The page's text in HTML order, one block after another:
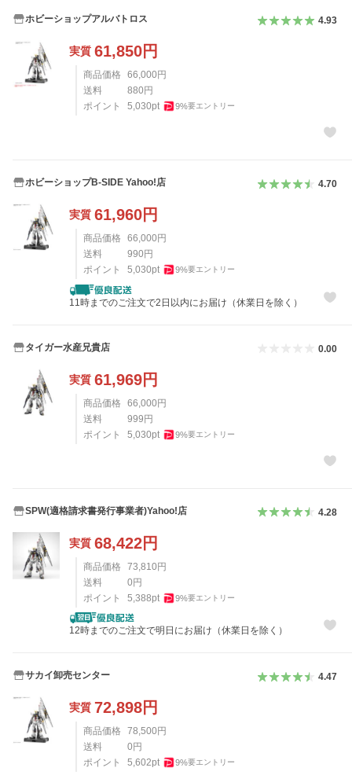
ホビーショップアルバトロス 4.93
実質 61,850円
商品価格 66,000 円
送料
880 円
ポイント
5,030pt 9%要エントリー
ホビーショップB-SIDE Yahoo!店 4.70
実質 61,960円
商品価格 66,000 円
送料
990 円
ポイント
5,030pt 9%要エントリー
11時までのご注文で2日以内にお届け（休業日を除く）
タイガー水産兄貴店 0.00
実質 61,969円
商品価格 66,000円
送料
999円
ポイント
5,030pt 9%要エントリー
SPW(適格請求書発行事業者)Yahoo!店 4.28
実質 68,422円
商品価格 73,810円
送料
0円
ポイント
5,388pt 9%要エントリー
12時までのご注文で明日にお届け（休業日を除く）
サカイ卸売センター 4.47
実質 72,898円
商品価格 78,500 円
送料
0 円
ポイント
5,602pt 9%要エントリー